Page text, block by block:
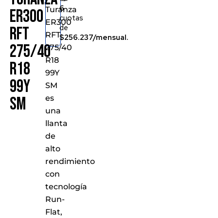
ER300
RFT
275/40
R18
99Y
SM
6
cuotas
de
$256.237/mensual.
Turanza
ER300
RFT
275/40
R18
99Y
SM
es
una
llanta
de
alto
rendimiento
con
tecnología
Run-
Flat,